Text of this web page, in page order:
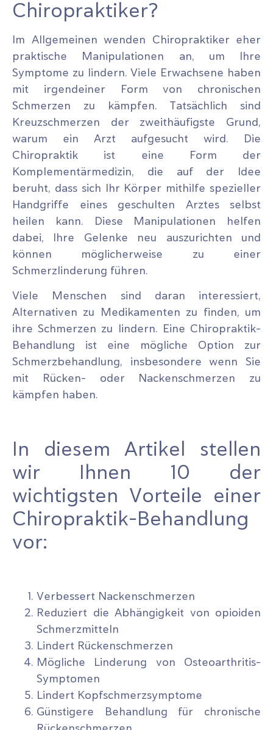
Chiropraktiker?
Im Allgemeinen wenden Chiropraktiker eher
praktische Manipulationen an, um Ihre
Symptome zu lindern. Viele Erwachsene haben
mit irgendeiner Form von chronischen
Schmerzen zu kämpfen. Tatsächlich sind
Kreuzschmerzen der zweithäufigste Grund,
warum ein Arzt aufgesucht wird. Die
Chiropraktik ist eine Form der
Komplementärmedizin, die auf der Idee
beruht, dass sich Ihr Körper mithilfe spezieller
Handgriffe eines geschulten Arztes selbst
heilen kann. Diese Manipulationen helfen
dabei, Ihre Gelenke neu auszurichten und
können möglicherweise zu einer
Schmerzlinderung führen.
Viele Menschen sind daran interessiert,
Alternativen zu Medikamenten zu finden, um
ihre Schmerzen zu lindern. Eine Chiropraktik-
Behandlung ist eine mögliche Option zur
Schmerzbehandlung, insbesondere wenn Sie
mit Rücken- oder Nackenschmerzen zu
kämpfen haben.
In diesem Artikel stellen
wir Ihnen 10 der
wichtigsten Vorteile einer
Chiropraktik-Behandlung
vor:
Verbessert Nackenschmerzen
Reduziert die Abhängigkeit von opioiden
Schmerzmitteln
Lindert Rückenschmerzen
Mögliche Linderung von Osteoarthritis-
Symptomen
Lindert Kopfschmerzsymptome
Günstigere Behandlung für chronische